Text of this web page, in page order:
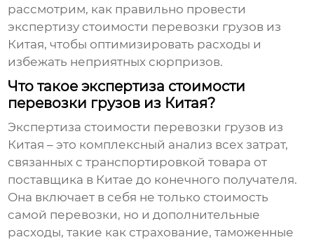
рассмотрим, как правильно провести
экспертизу стоимости перевозки грузов из
Китая, чтобы оптимизировать расходы и
избежать неприятных сюрпризов.
Что такое экспертиза стоимости
перевозки грузов из Китая?
Экспертиза стоимости перевозки грузов из
Китая – это комплексный анализ всех затрат,
связанных с транспортировкой товара от
поставщика в Китае до конечного получателя.
Она включает в себя не только стоимость
самой перевозки, но и дополнительные
расходы, такие как страхование, таможенные